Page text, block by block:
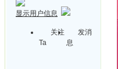
显示用户信息
关注
Ta
发消
息